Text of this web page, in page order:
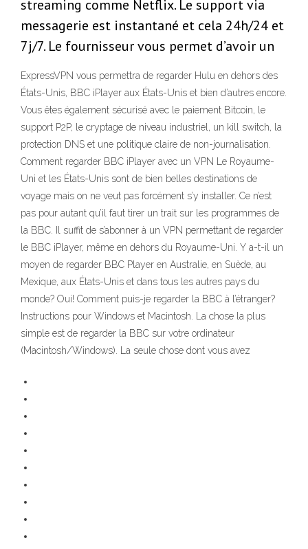
streaming comme Netflix. Le support via
messagerie est instantané et cela 24h/24 et
7j/7. Le fournisseur vous permet d’avoir un
ExpressVPN vous permettra de regarder Hulu en dehors des
États-Unis, BBC iPlayer aux États-Unis et bien d’autres encore.
Vous êtes également sécurisé avec le paiement Bitcoin, le
support P2P, le cryptage de niveau industriel, un kill switch, la
protection DNS et une politique claire de non-journalisation.
Comment regarder BBC iPlayer avec un VPN Le Royaume-
Uni et les États-Unis sont de bien belles destinations de
voyage mais on ne veut pas forcément s’y installer. Ce n’est
pas pour autant qu’il faut tirer un trait sur les programmes de
la BBC. Il suffit de s’abonner à un VPN permettant de regarder
le BBC iPlayer, même en dehors du Royaume-Uni. Y a-t-il un
moyen de regarder BBC Player en Australie, en Suède, au
Mexique, aux États-Unis et dans tous les autres pays du
monde? Oui! Comment puis-je regarder la BBC à l’étranger?
Instructions pour Windows et Macintosh. La chose la plus
simple est de regarder la BBC sur votre ordinateur
(Macintosh/Windows). La seule chose dont vous avez